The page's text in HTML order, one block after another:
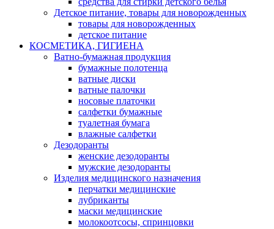
Детское питание, товары для новорожденных
товары для новорожденных
детское питание
КОСМЕТИКА, ГИГИЕНА
Ватно-бумажная продукция
бумажные полотенца
ватные диски
ватные палочки
носовые платочки
салфетки бумажные
туалетная бумага
влажные салфетки
Дезодоранты
женские дезодоранты
мужские дезодоранты
Изделия медицинского назначения
перчатки медицинские
лубриканты
маски медицинские
молокоотсосы, спринцовки